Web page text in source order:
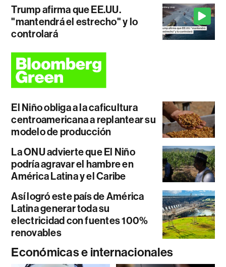
Trump afirma que EE.UU.
"mantendrá el estrecho" y lo
controlará
El Niño obliga a la caficultura
centroamericana a replantear su
modelo de producción
La ONU advierte que El Niño
podría agravar el hambre en
América Latina y el Caribe
Así logró este país de América
Latina generar toda su
electricidad con fuentes 100%
renovables
Económicas e internacionales